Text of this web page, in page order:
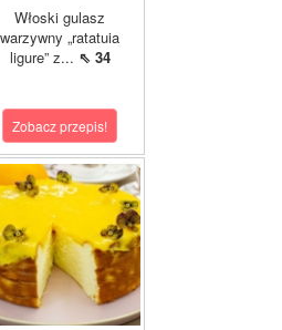
Włoski gulasz
warzywny „ratatuia
ligure” z... ⇖ 34
Zobacz przepis!